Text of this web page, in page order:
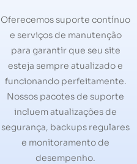
Oferecemos suporte contínuo
e serviços de manutenção
para garantir que seu site
esteja sempre atualizado e
funcionando perfeitamente.
Nossos pacotes de suporte
incluem atualizações de
segurança, backups regulares
e monitoramento de
desempenho.